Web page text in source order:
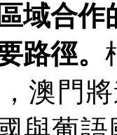
域合作
路徑。
澳門